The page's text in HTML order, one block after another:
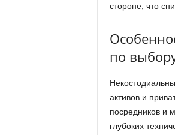
стороне, что
по
активов и
посредников и
глубоких